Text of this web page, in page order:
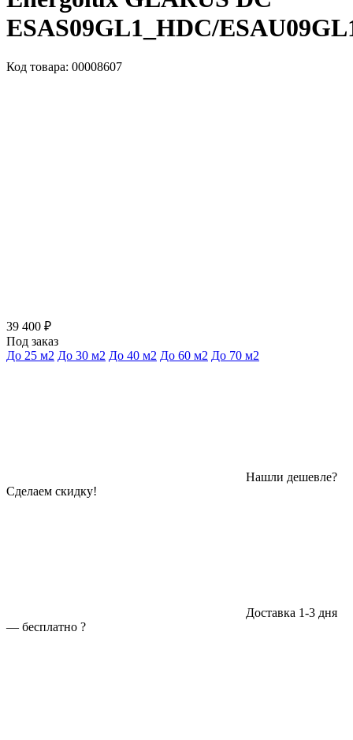
ESAS09GL1_HDC/
Код товара: 00008607
39 400 ₽
Под заказ
До 25 м2 До 30 м2 До 40 м2 До 60 м2 До 70 м2
Нашли дешевле?
Сделаем скидку!
Доставка 1-3 дня
— бесплатно ?